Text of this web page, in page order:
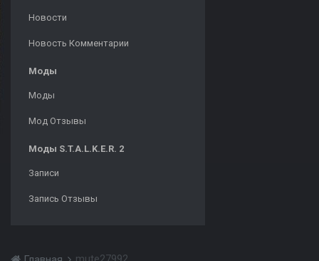
Новости
Новость Комментарии
Моды
Моды
Мод Отзывы
Моды S.T.A.L.K.E.R. 2
Записи
Запись Отзывы